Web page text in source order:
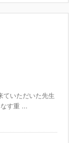
ていただいた先生
す重 ...